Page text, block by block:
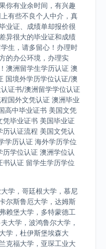
你有业余时间，有兴趣
有些不良个人中介，真
业证、成绩单却报价很
异很大的毕业证和成绩
生，请多留心！办理时
的办公环境，办理实
澳洲留学生学历认证 澳
国境外学历学位认证/澳
证书/澳洲留学学位认证
国外文凭认证 澳洲毕业
高中毕业证书 美国文凭
毕业证书 美国毕业证
认证流程 美国文凭认
学历认证 海外学历学位
学位认证 澳洲学位认
认证 留学生学历学位
学，哥廷根大学，慕尼
尔斯鲁厄大学，达姆斯
赖堡大学，多特蒙德工
大学，波鸿鲁尔大学，
学，杜伊斯堡埃森大
克福大学，亚琛工业大